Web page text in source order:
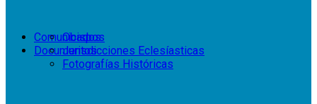
Obispos
Jurisdicciones Eclesíasticas
Fotografías Históricas
Comunicados
Documentos